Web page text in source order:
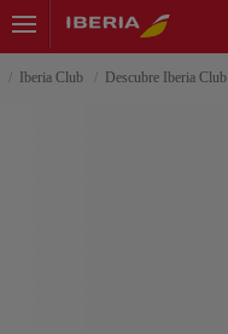
Iberia Club Descubre Iberia Club